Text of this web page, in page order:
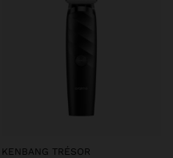
KENBANG TRÉSOR